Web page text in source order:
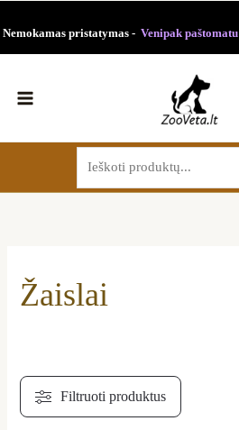
prie
Nemokamas pristatymas - Venipak paštomatu
Žaislai
pagal